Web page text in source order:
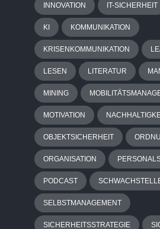
INNOVATION IT-SICHERHEIT
KI KOMMUNIKATION
KRISENKOMMUNIKATION
LESEN LITERATUR
MINING
MOTIVATION
OBJEKTSICHERHEIT
ORGANISATION
PODCAST
SELBSTMANAGEMENT
SICHERHEITSSTRATEGIE